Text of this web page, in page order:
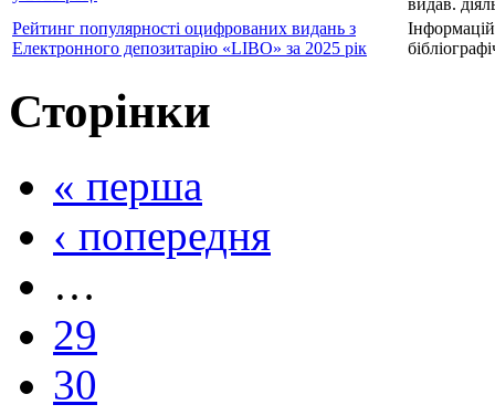
видав.
Рейтинг популярності оцифрованих видань з
Електронного депозитарію «LIBO» за 2025 рік
Сторінки
« перша
‹ попередня
…
29
30